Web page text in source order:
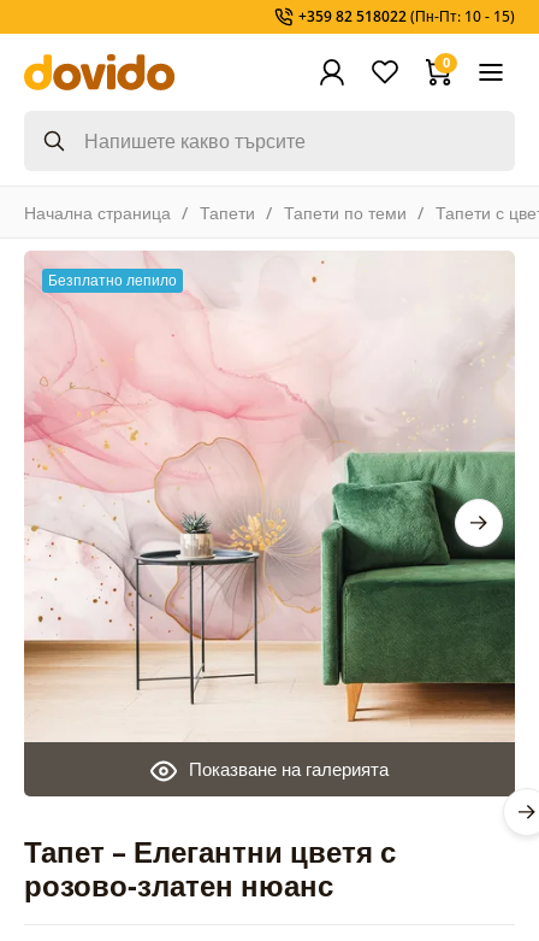
+359 82 518022(Пн-Пт: 10 - 15)
0
Начална страница Тапети Тапети по теми Тапети с
Тапет – Елегантни цветя с
розово-златен нюанс
Показване на галерията
Безплатно лепило